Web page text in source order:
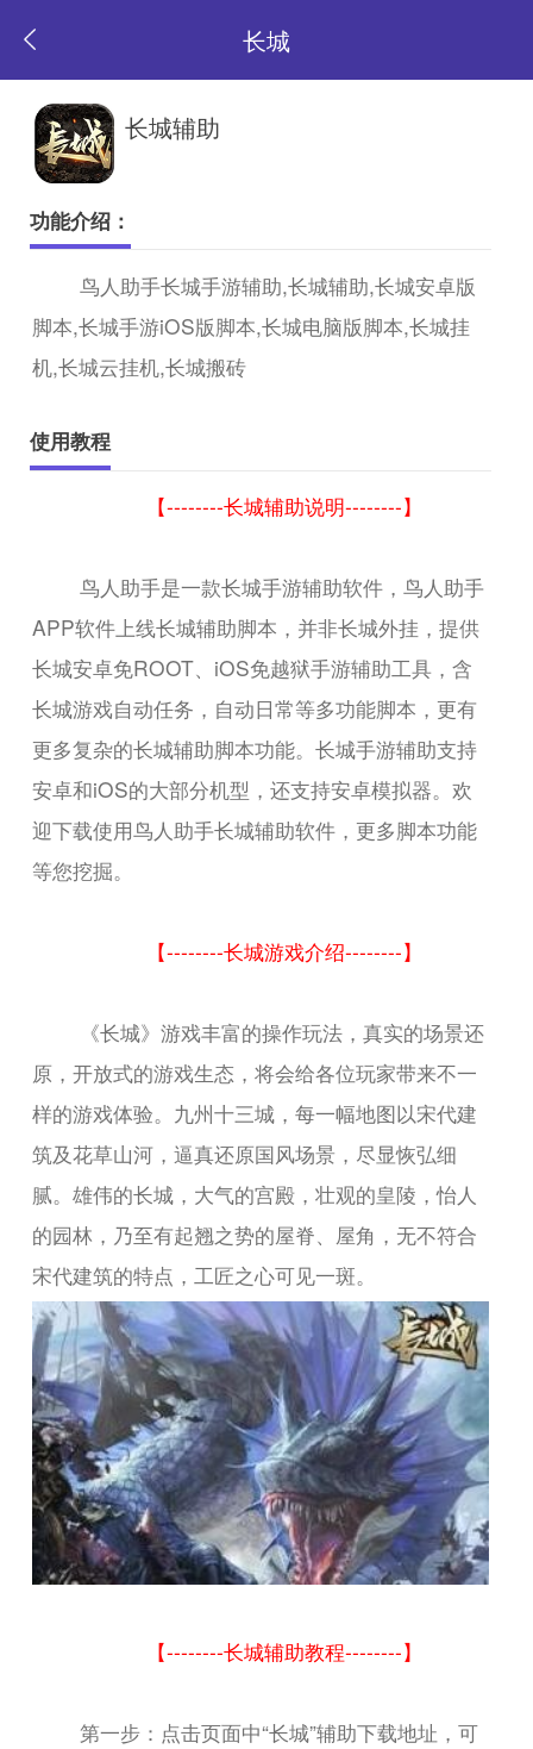
长城
返
页
长城辅助
功能介绍：
鸟人助手长城手游辅助,长城辅助,长城安卓版
脚本,长城手游iOS版脚本,长城电脑版脚本,长城挂
机,长城云挂机,长城搬砖
使用教程
【--------长城辅助说明--------】
鸟人助手是一款长城手游辅助软件，鸟人助手
APP软件上线长城辅助脚本，并非长城外挂，提供
长城安卓免ROOT、iOS免越狱手游辅助工具，含
长城游戏自动任务，自动日常等多功能脚本，更有
更多复杂的长城辅助脚本功能。长城手游辅助支持
安卓和iOS的大部分机型，还支持安卓模拟器。欢
迎下载使用鸟人助手长城辅助软件，更多脚本功能
等您挖掘。
【--------长城游戏介绍--------】
《长城》游戏丰富的操作玩法，真实的场景还
原，开放式的游戏生态，将会给各位玩家带来不一
样的游戏体验。九州十三城，每一幅地图以宋代建
筑及花草山河，逼真还原国风场景，尽显恢弘细
腻。雄伟的长城，大气的宫殿，壮观的皇陵，怡人
的园林，乃至有起翘之势的屋脊、屋角，无不符合
宋代建筑的特点，工匠之心可见一斑。
【--------长城辅助教程--------】
第一步：点击页面中“长城”辅助下载地址，可